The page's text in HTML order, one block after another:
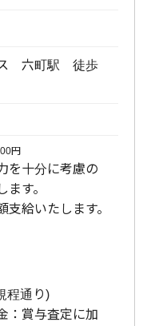
ス 六町駅 徒歩
円
を十分に考慮の
ます。
給いたします。
程通り)
：賞与査定に加